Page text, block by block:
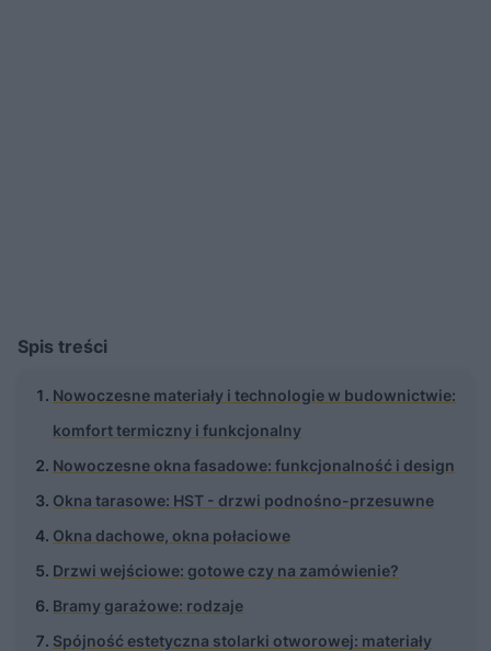
Spis treści
Nowoczesne materiały i technologie w budownictwie:
komfort termiczny i funkcjonalny
Nowoczesne okna fasadowe: funkcjonalność i design
Okna tarasowe: HST - drzwi podnośno-przesuwne
Okna dachowe, okna połaciowe
Drzwi wejściowe: gotowe czy na zamówienie?
Bramy garażowe: rodzaje
Spójność estetyczna stolarki otworowej: materiały